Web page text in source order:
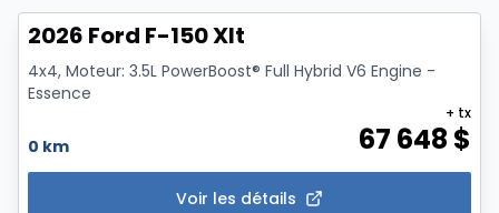
2026 Ford F-150 Xlt
4x4, Moteur: 3.5L PowerBoost® Full Hybrid V6 Engine -
Essence
0 km 67 648 $
+ tx
Voir les détails